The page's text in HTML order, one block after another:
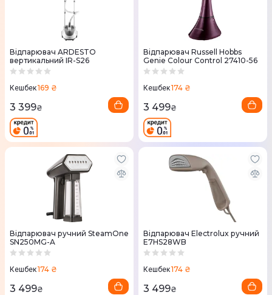
Відпарювач ARDESTO
вертикальний IR-S26
Кешбек169 ₴
3 399₴
Відпарювач Russell Hobbs
Genie Colour Control 27410-56
Кешбек174 ₴
3 499₴
Відпарювач ручний SteamOne
SN250MG-A
Кешбек174 ₴
3 499₴
Відпарювач Electrolux ручний
E7HS28WB
Кешбек174 ₴
3 499₴